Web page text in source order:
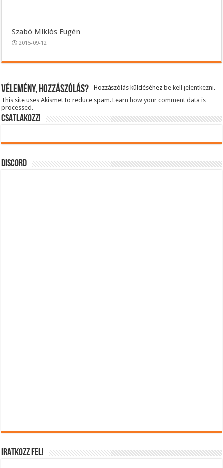
Szabó Miklós Eugén
2015-09-12
Vélemény, hozzászólás? Hozzászólás küldéséhez be kell jelentkezni.
This site uses Akismet to reduce spam.Learn how your comment data is
processed.
CSATLAKOZZ!
DISCORD
IRATKOZZ FEL!